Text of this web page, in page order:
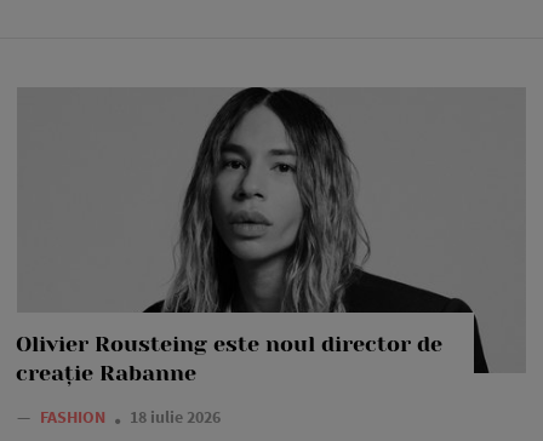
Olivier Rousteing este noul director de
creație Rabanne
— FASHION 18 iulie 2026